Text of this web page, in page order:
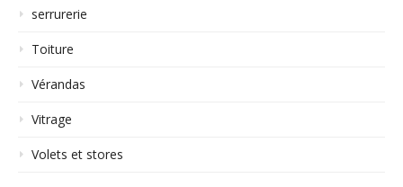
serrurerie
Toiture
Vérandas
Vitrage
Volets et stores